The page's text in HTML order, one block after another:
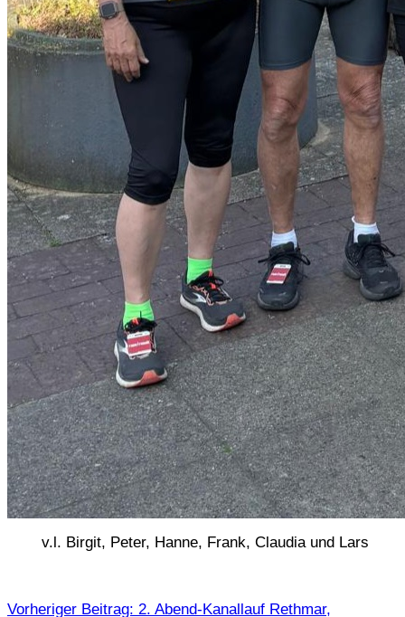
v.l. Birgit, Peter, Hanne, Frank, Claudia und Lars
Vorheriger Beitrag: 2. Abend-Kanallauf Rethmar,